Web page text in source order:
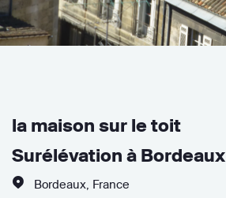
la maison sur le toit
Surélévation à Bordeaux
Bordeaux France